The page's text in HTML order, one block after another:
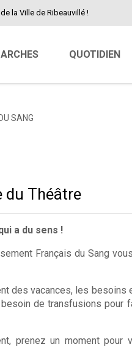
la Ville de Ribeauvillé !
QUOTIDIEN
SANG
du Théâtre
a du sens !
Français du Sang
des vacances, les besoins
de transfusions pour
prenez un moment